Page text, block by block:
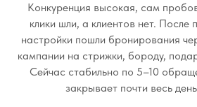
Конкуренция высокая, сам
клики шли, а клиентов нет. После
настройки пошли бронирования
кампании на стрижки, бороду,
Сейчас стабильно по 5–10
закрывает почти весь